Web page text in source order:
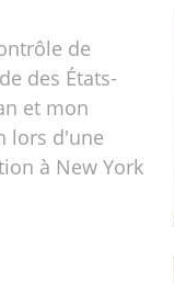
de
des États-
et mon
lors d'une
à New York